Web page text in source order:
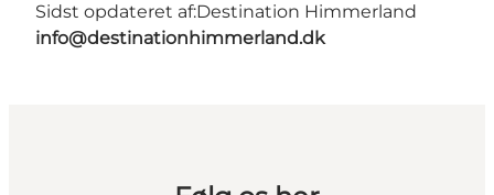
Sidst opdateret af:Destination Himmerland
info@destinationhimmerland.dk